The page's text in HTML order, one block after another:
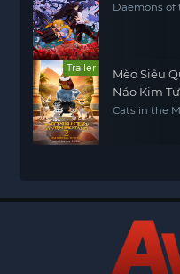
Daemons of
Trailer
Mèo Siêu
Náo Kim
Cats in the